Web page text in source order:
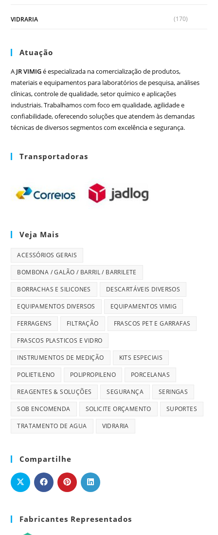
VIDRARIA (170)
Atuação
A JR VIMIGé especializada na comercialização de produtos,
materiais e equipamentos para laboratórios de pesquisa, análises
clínicas, controle de qualidade, setor químico e aplicações
industriais. Trabalhamos com foco em qualidade, agilidade e
confiabilidade, oferecendo soluções que atendem às demandas
técnicas de diversos segmentos com excelência e segurança.
Transportadoras
Veja Mais
ACESSÓRIOS GERAIS
BOMBONA / GALÃO / BARRIL / BARRILETE
BORRACHAS E SILICONES DESCARTÁVEIS DIVERSOS
EQUIPAMENTOS DIVERSOS EQUIPAMENTOS VIMIG
FERRAGENS FILTRAÇÃO FRASCOS PET E GARRAFAS
FRASCOS PLASTICOS E VIDRO
INSTRUMENTOS DE MEDIÇÃO KITS ESPECIAIS
POLIETILENO POLIPROPILENO PORCELANAS
REAGENTES & SOLUÇÕES SEGURANÇA SERINGAS
SOB ENCOMENDA SOLICITE ORÇAMENTO SUPORTES
TRATAMENTO DE AGUA VIDRARIA
Compartilhe
Fabricantes Representados